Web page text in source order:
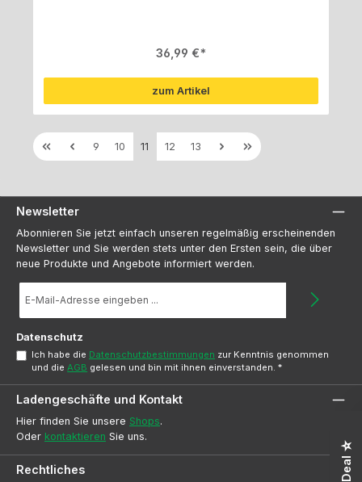
Regulärer Preis:
36,99 €
zum Artikel
Seite
9 Seite
10 Seite
11 Seite
12 Seite
13
Newsletter
Abonnieren Sie jetzt einfach unseren regelmäßig erscheinenden
Newsletter und Sie werden stets unter den Ersten sein, die über
neue Produkte und Angebote informiert werden.
Mail-
Datenschutz
Ich habe die Datenschutzbestimmungen zur Kenntnis genommen
und dieAGB gelesen und bin mit ihnen einverstanden.*
Ladengeschäfte und Kontakt
Hier finden Sie unsere Shops.
Oder kontaktieren Sie uns.
Rechtliches